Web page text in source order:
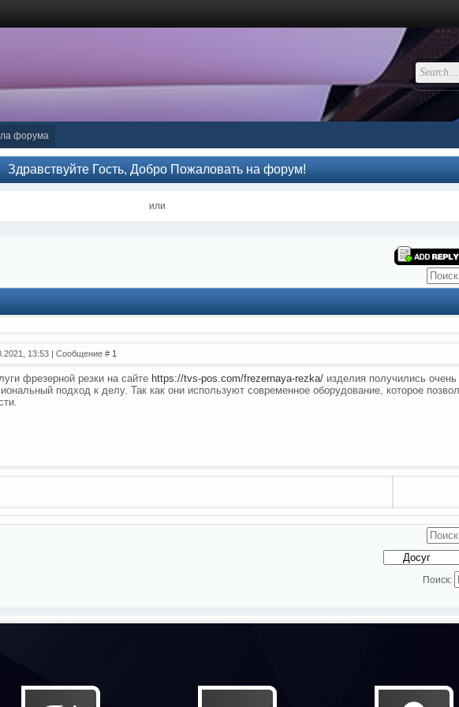
форума
Здравствуйте Гость, Добро Пожаловать на форум!
или
13:53 | Сообщение # 1
фрезерной резки на сайте https://tvs-pos.com/frezernaya-rezka/ изделия получились
подход к делу. Так как они используют современное оборудование, которое
Поиск: